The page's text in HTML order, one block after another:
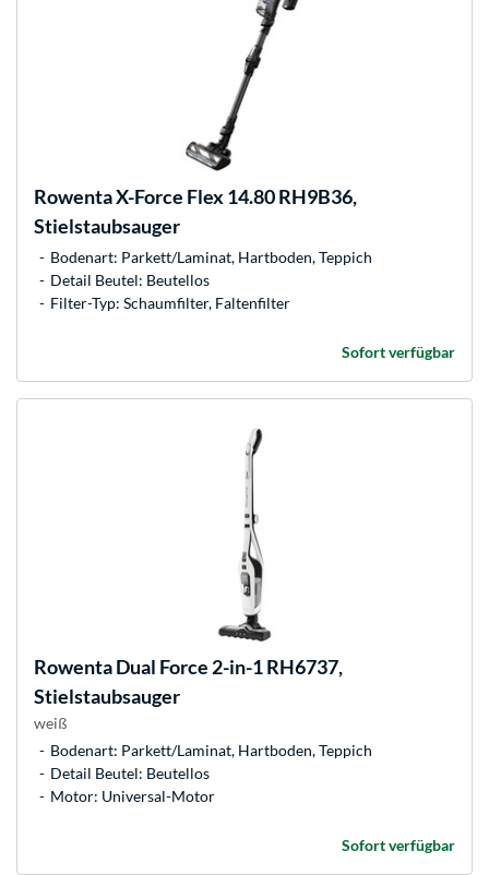
RowentaX-Force Flex 14.80 RH9B36,
Stielstaubsauger
Bodenart: Parkett/Laminat, Hartboden, Teppich
Detail Beutel: Beutellos
Filter-Typ: Schaumfilter, Faltenfilter
Sofort verfügbar
RowentaDual Force 2-in-1 RH6737,
Stielstaubsauger
weiß
Bodenart: Parkett/Laminat, Hartboden, Teppich
Detail Beutel: Beutellos
Motor: Universal-Motor
Sofort verfügbar